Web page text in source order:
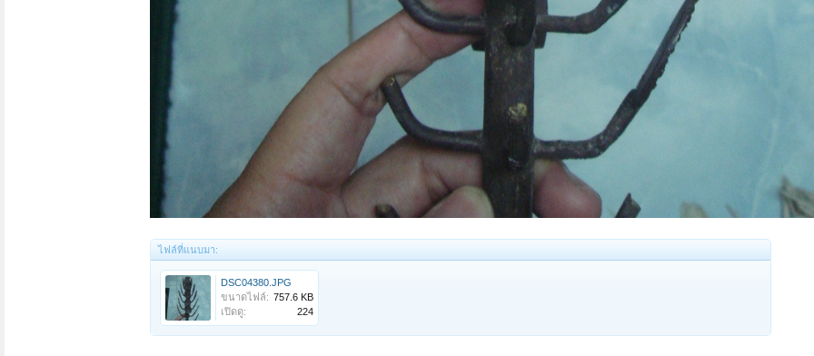
ไฟล์ที่แนบมา:
DSC04380.JPG
ขนาดไฟล์: 757.6 KB
เปิดดู:
224